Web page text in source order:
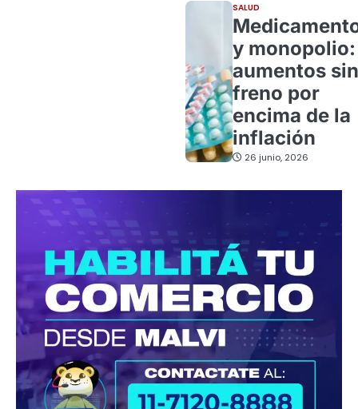
SALUD
y monopolio:
aumentos sin
freno por
encima de la
inflación
26 junio, 2026